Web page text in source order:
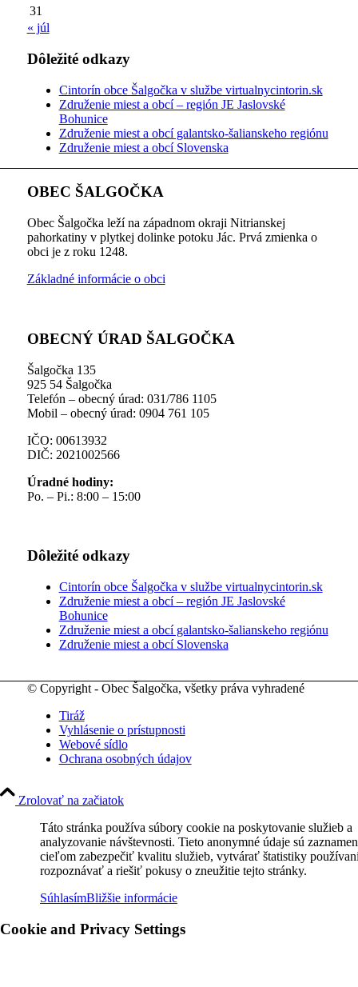
31
« júl
Dôležité odkazy
Cintorín obce Šalgočka v službe virtualnycintorin.sk
Združenie miest a obcí – región JE Jaslovské
Bohunice
Združenie miest a obcí galantsko-šalianskeho regiónu
Združenie miest a obcí Slovenska
OBEC ŠALGOČKA
Obec Šalgočka leží na západnom okraji Nitrianskej
pahorkatiny v plytkej dolinke potoku Jác. Prvá zmienka o
obci je z roku 1248.
Základné informácie o obci
OBECNÝ ÚRAD ŠALGOČKA
Šalgočka 135
925 54 Šalgočka
Telefón – obecný úrad: 031/786 1105
Mobil – obecný úrad: 0904 761 105
IČO: 00613932
DIČ: 2021002566
Úradné hodiny:
Po. – Pi.: 8:00 – 15:00
Dôležité odkazy
Cintorín obce Šalgočka v službe virtualnycintorin.sk
Združenie miest a obcí – región JE Jaslovské
Bohunice
Združenie miest a obcí galantsko-šalianskeho regiónu
Združenie miest a obcí Slovenska
© Copyright - Obec Šalgočka, všetky práva vyhradené
Tiráž
Vyhlásenie o prístupnosti
Webové sídlo
Ochrana osobných údajov
Zrolovať na začiatok
Táto stránka používa súbory cookie na poskytovanie služieb a
analyzovanie návštevnosti. Tieto anonymné údaje sú
cieľom zabezpečiť kvalitu služieb, vytvárať štatistiky
rozpoznávať a riešiť pokusy o zneužitie tejto stránky.
SúhlasímBližšie informácie
Cookie and Privacy Settings